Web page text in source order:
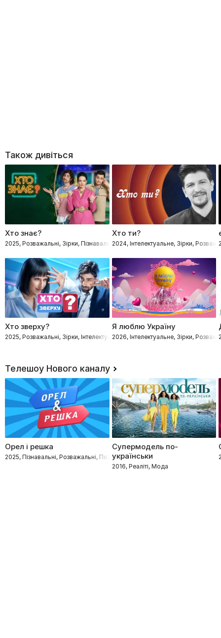
Також дивіться
Хто знає?
2025, Розважальні, Зірки, Пізнавальні, Інтелектуальне
Хто ти?
2024, Інтелектуальне, Зірки,
Хто зверху?
2025, Розважальні, Зірки, Інтелектуальне
Я люблю Україну
2026, Інтелектуальне, Зірки,
Телешоу Нового каналу
Орел і решка
2025, Пізнавальні, Розважальні, Подорожі
Супермодель по-
українськи
2016, Реаліті, Мода